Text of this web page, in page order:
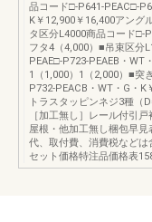
品コード□-P641-PEAC□-
K￥12,900￥16,400アング
タ区分L4000商品コード□-
フタ4（4,000）■吊束区分
PEAE□-P723-PEAEB・WT
1（1,000）1（2,000）■突
P732-PEACB・WT・G・
トラスタッピンネジ3種
［加工無し］レール付引
屋根・他加工無し梱包早
代、取付費、消費税など
セット価格特注品価格表